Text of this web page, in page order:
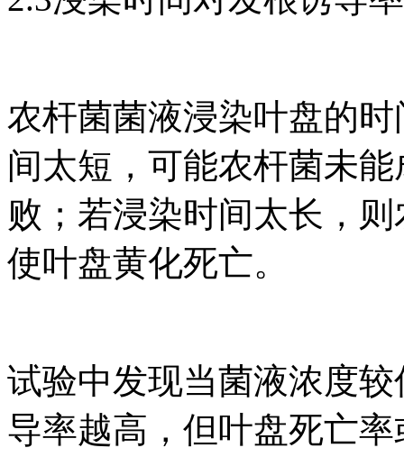
农杆菌菌液浸染叶盘的
间太短，可能农杆菌未
败；若浸染时间太长，
使叶盘黄化死亡。
试验中发现当菌液浓度
导率越高，但叶盘死亡